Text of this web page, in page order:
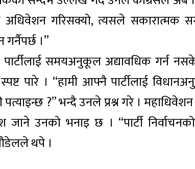
अधिवेशन गरिसक्यो, त्यसले
।”
समयअनुकूल अद्यावधिक गर्न
स्पष्ट पारे । “हामी आफ्नै पार्टीलाई
?” भन्दै उनले प्रश्न गरे ।
जाने उनको भनाइ छ । “पार्टी
थपे ।